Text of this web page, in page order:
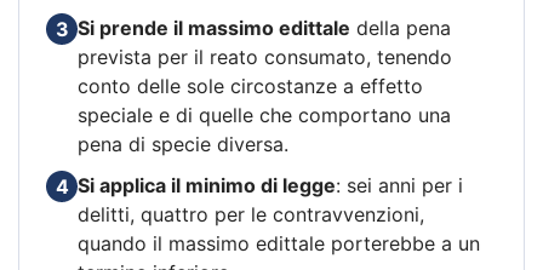
3 Si prende il massimo edittale della pena
prevista per il reato consumato, tenendo
conto delle sole circostanze a effetto
speciale e di quelle che comportano una
pena di specie diversa.
4 Si applica il minimo di legge: sei anni per i
delitti, quattro per le contravvenzioni,
quando il massimo edittale porterebbe a un